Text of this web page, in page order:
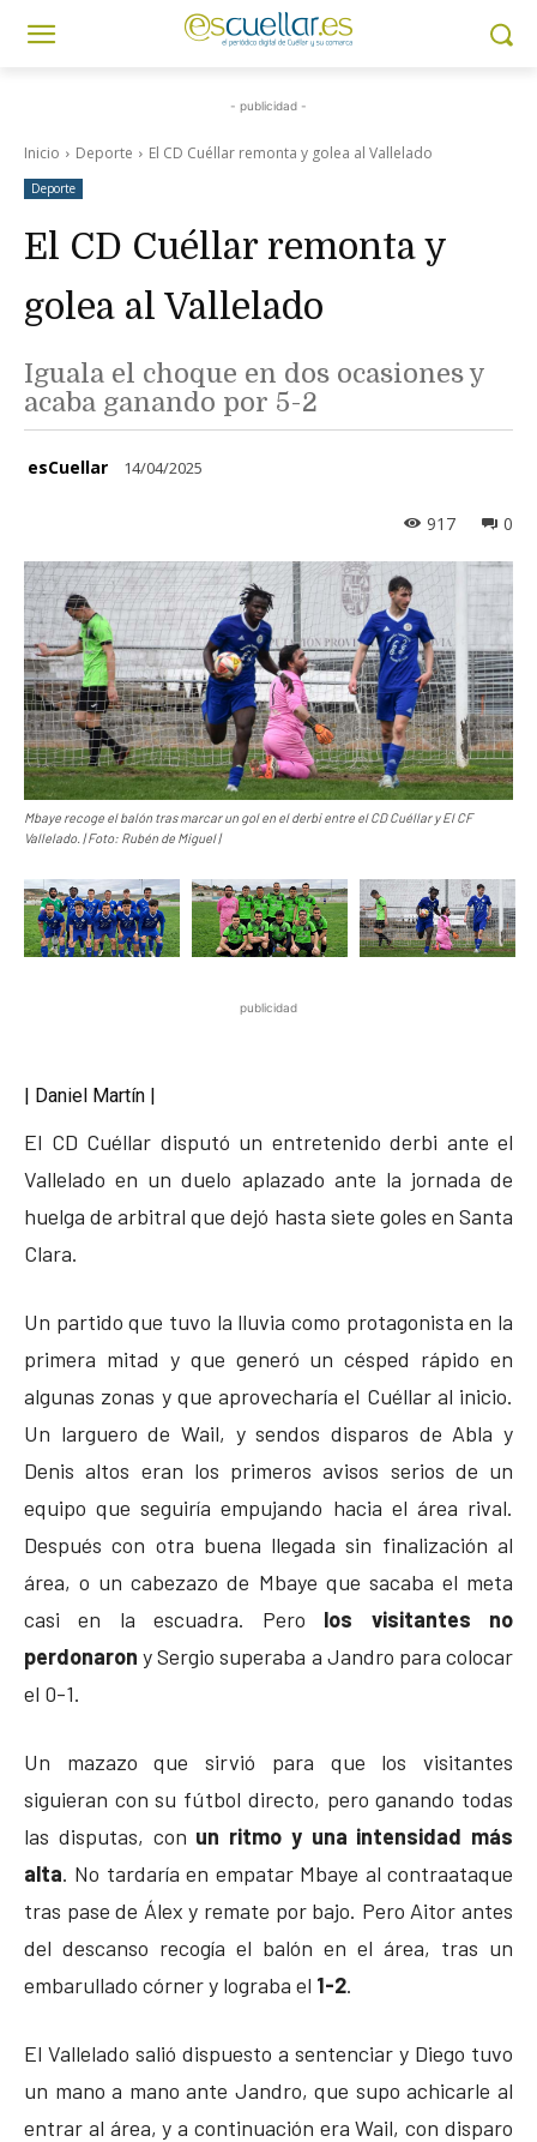
- publicidad -
Inicio Deporte El CD Cuéllar remonta y golea al Vallelado
Deporte
El CD Cuéllar remonta y
golea al Vallelado
Iguala el choque en dos ocasiones y
acaba ganando por 5-2
esCuellar 14/04/2025
0
917
Mbaye recoge el balón tras marcar un gol en el derbi entre el CD Cuéllar y El CF
Vallelado. | Foto: Rubén de Miguel |
publicidad
| Daniel Martín |
El CD Cuéllar disputó un entretenido derbi ante el
Vallelado en un duelo aplazado ante la jornada de
huelga de arbitral que dejó hasta siete goles en Santa
Clara.
Un partido que tuvo la lluvia como protagonista en la
primera mitad y que generó un césped rápido en
algunas zonas y que aprovecharía el Cuéllar al inicio.
Un larguero de Wail, y sendos disparos de Abla y
Denis altos eran los primeros avisos serios de un
equipo que seguiría empujando hacia el área rival.
Después con otra buena llegada sin finalización al
área, o un cabezazo de Mbaye que sacaba el meta
casi en la escuadra. Pero los visitantes no
perdonaron y Sergio superaba a Jandro para colocar
el 0-1.
Un mazazo que sirvió para que los visitantes
siguieran con su fútbol directo, pero ganando todas
las disputas, con un ritmo y una intensidad más
alta. No tardaría en empatar Mbaye al contraataque
tras pase de Álex y remate por bajo. Pero Aitor antes
del descanso recogía el balón en el área, tras un
embarullado córner y lograba el 1-2.
El Vallelado salió dispuesto a sentenciar y Diego tuvo
un mano a mano ante Jandro, que supo achicarle al
entrar al área, y a continuación era Wail, con disparo